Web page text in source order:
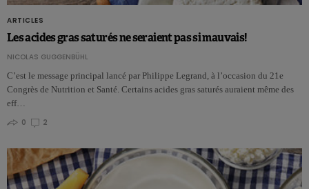
ARTICLES
Les acides gras saturés ne seraient pas si mauvais!
NICOLAS GUGGENBÜHL
C’est le message principal lancé par Philippe Legrand, à l’occasion du 21e
Congrès de Nutrition et Santé. Certains acides gras saturés auraient même des
eff…
0
2